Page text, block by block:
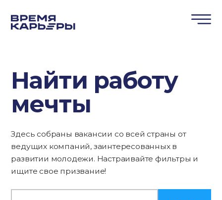
Найти работу
мечты
Здесь собраны вакансии со всей страны от
ведущих компаний, заинтересованных в
развитии молодежи. Настраивайте фильтры и
ищите свое призвание!